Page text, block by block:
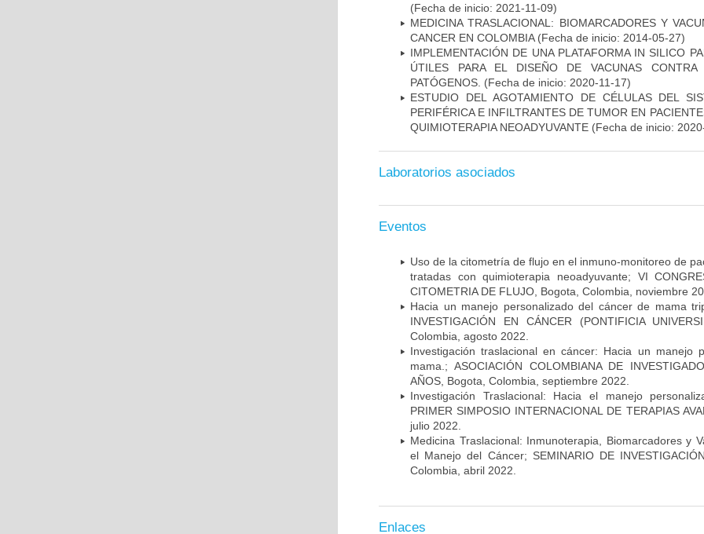
(Fecha de inicio: 2021-11-09)
MEDICINA TRASLACIONAL: BIOMARCADORES Y
CANCER EN COLOMBIA(Fecha de inicio: 2014-05-27)
IMPLEMENTACIÓN DE UNA PLATAFORMA IN SILICO
ÚTILES PARA EL DISEÑO DE VACUNAS
PATÓGENOS. (Fecha de inicio: 2020-11-17)
ESTUDIO DEL AGOTAMIENTO DE CÉLULAS DEL
PERIFÉRICA E INFILTRANTES DE TUMOR EN
QUIMIOTERAPIA NEOADYUVANTE (Fecha de inicio:
Laboratorios asociados
Eventos
Uso de la citometría de flujo en el inmuno-monitoreo de
tratadas con quimioterapia neoadyuvante; VI
CITOMETRIA DE FLUJO, Bogota, Colombia, noviembre
Hacia un manejo personalizado del cáncer de mama
INVESTIGACIÓN EN CÁNCER (PONTIFICIA
Colombia, agosto 2022.
Investigación traslacional en cáncer: Hacia un manejo
mama.; ASOCIACIÓN COLOMBIANA DE
AÑOS, Bogota, Colombia, septiembre 2022.
Investigación Traslacional: Hacia el manejo
PRIMER SIMPOSIO INTERNACIONAL DE TERAPIAS
julio 2022.
Medicina Traslacional: Inmunoterapia, Biomarcadores y
el Manejo del Cáncer; SEMINARIO DE
Colombia, abril 2022.
Enlaces